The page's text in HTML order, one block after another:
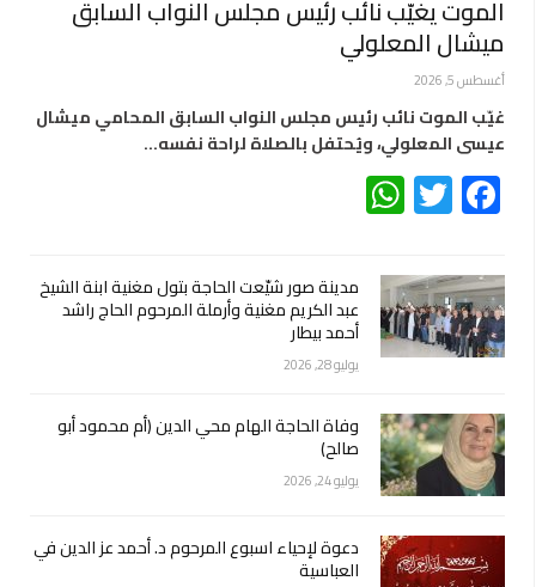
الموت يغيّب نائب رئيس مجلس النواب السابق
ميشال المعلولي
أغسطس 5, 2026
غيّب الموت نائب رئيس مجلس النواب السابق المحامي ميشال
عيسى المعلولي، ويُحتفل بالصلاة لراحة نفسه…
Facebook
Twitter
مدينة صور شيّعت الحاجة بتول مغنية ابنة الشيخ
عبد الكريم مغنية وأرملة المرحوم الحاج راشد
أحمد بيطار
يوليو 28, 2026
وفاة الحاجة الهام محي الدين (أم محمود أبو
صالح)
يوليو 24, 2026
دعوة لإحياء اسبوع المرحوم د. أحمد عز الدين في
العباسية